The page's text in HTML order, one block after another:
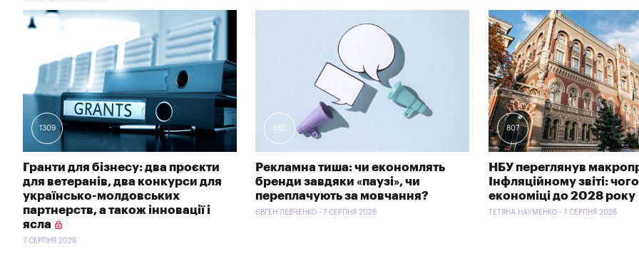
1309
Гранти для бізнесу: два проєкти
для ветеранів, два конкурси для
українсько-молдовських
партнерств, а також інновації і
ясла
7 СЕРПНЯ 2026
562
Рекламна тиша: чи економлять
бренди завдяки «паузі», чи
переплачують за мовчання?
ЄВГЕН ЛЕВЧЕНКО - 7 СЕРПНЯ 2026
807
НБУ переглянув
Інфляційному звіті:
економіці до 2028 року
ТЕТЯНА НАУМЕНКО - 7 СЕРПНЯ 2026